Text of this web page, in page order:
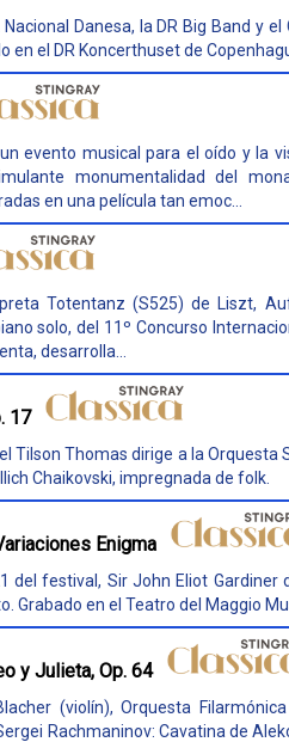
Danesa, la DR Big Band y
en el DR Koncerthuset de
evento musical para el oído y la
monumentalidad del
en una película tan emoc...
Totentanz (S525) de Liszt,
solo, del 11º Concurso
desarrolla...
17
Tilson Thomas dirige a la
Chaikovski, impregnada de folk.
Enigma
del festival, Sir John Eliot
Grabado en el Teatro del Maggio
y Julieta, Op. 64
(violín), Orquesta
Rachmaninov: Cavatina de